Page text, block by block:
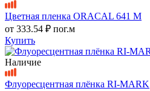
Цветная пленка ORACAL 641 M
от 333.54 ₽ пог.м
Купить
Наличие
Флуоресцентная плёнка RI-MARK